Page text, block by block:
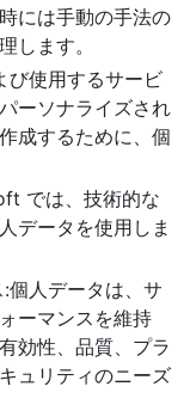
には手動の手法の
します。
び使用するサービ
ーソナライズされ
成するために、個
では、技術的な
データを使用しま
個人データは、サ
ーマンスを維持
効性、品質、プラ
ュリティのニーズ